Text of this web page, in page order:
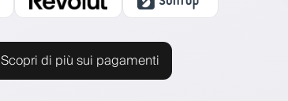
Scopri di più sui pagamenti